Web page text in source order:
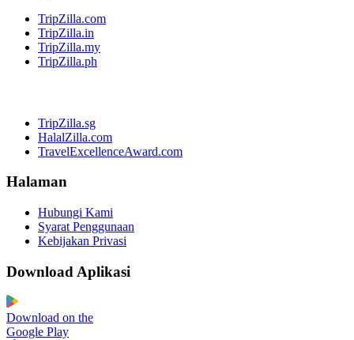
TripZilla.com
TripZilla.in
TripZilla.my
TripZilla.ph
TripZilla.sg
HalalZilla.com
TravelExcellenceAward.com
Halaman
Hubungi Kami
Syarat Penggunaan
Kebijakan Privasi
Download Aplikasi
Download on the
Google Play